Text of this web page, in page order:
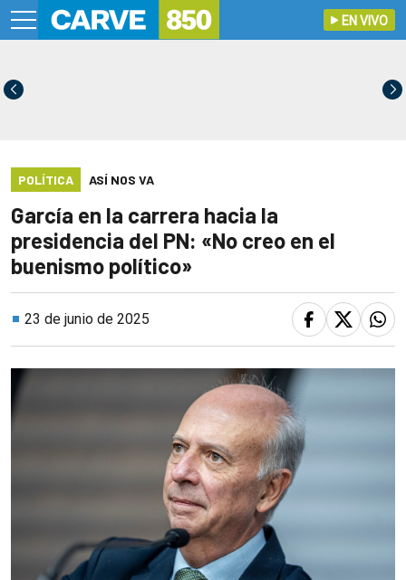
EN VIVO
POLÍTICA ASÍ NOS VA
García en la carrera hacia la
presidencia del PN: «No creo en el
buenismo político»
23 de junio de 2025